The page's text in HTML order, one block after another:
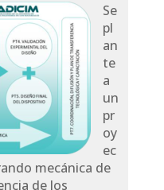
Se
pl
an
te
a
un
pr
oy
ec
mecánica de
de los